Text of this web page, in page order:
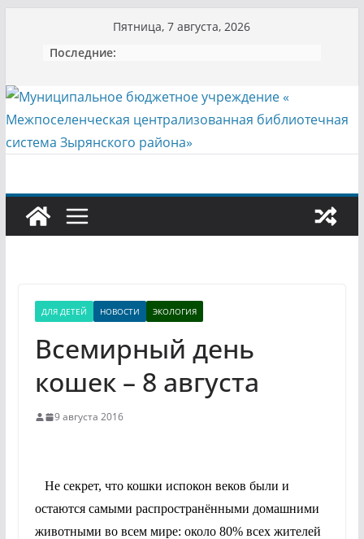
содержимому
Пятница, 7 августа, 2026
Последние:
ДЛЯ ДЕТЕЙ НОВОСТИ ЭКОЛОГИЯ
Всемирный день
кошек – 8 августа
9 августа 2016
Не секрет, что кошки испокон веков были и
остаются самыми распространёнными домашними
животными во всем мире: около 80% всех жителей